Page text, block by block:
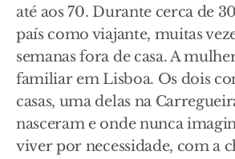
até aos 70. Durante cerca de
país como viajante, muitas
semanas fora de casa. A
familiar em Lisboa. Os dois
casas, uma delas na
nasceram e onde nunca
viver por necessidade, com a